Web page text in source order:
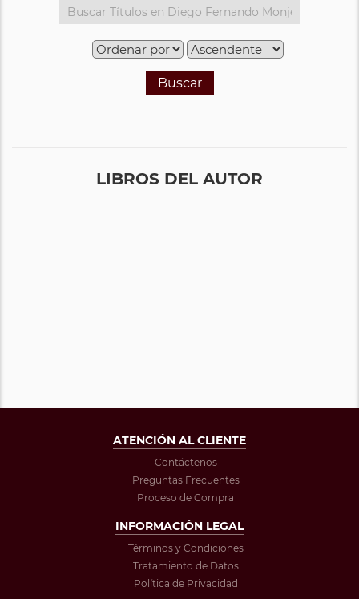
Buscar
LIBROS DEL AUTOR
ATENCIÓN AL CLIENTE
Contáctenos
Preguntas Frecuentes
Proceso de Compra
INFORMACIÓN LEGAL
Términos y Condiciones
Tratamiento de Datos
Política de Privacidad